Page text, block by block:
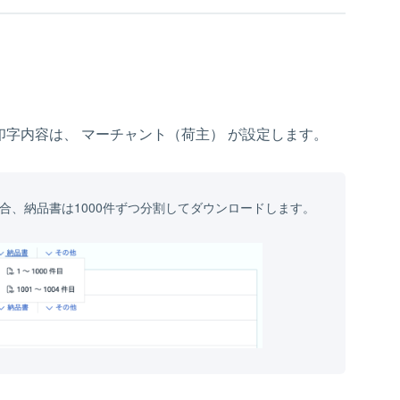
内容は、 マーチャント（荷主） が設定します。
納品書は1000件ずつ分割してダウンロードします。